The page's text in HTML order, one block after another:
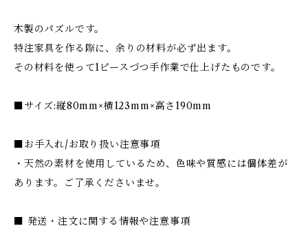
木製のパズルです。
特注家具を作る際に、余りの材料が必ず出ます。
その材料を使って1ピースづつ手作業で仕上げたものです。
■サイズ:縦80mm×横123mm×高さ190mm
■お手入れ/お取り扱い注意事項
・天然の素材を使用しているため、色味や質感には個体差が
あります。ご了承くださいませ。
■ 発送・注文に関する情報や注意事項